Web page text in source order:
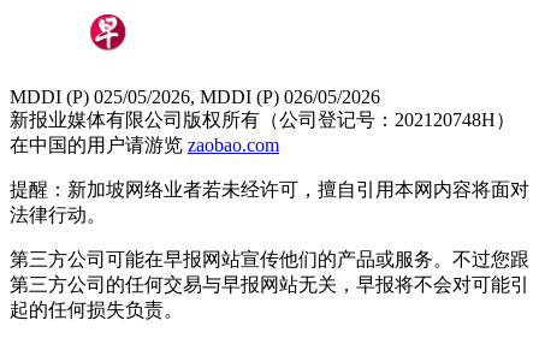
MDDI (P) 025/05/2026, MDDI (P) 026/05/2026
新报业媒体有限公司版权所有（公司登记号：202120748H）
在中国的用户请游览 zaobao.com
提醒：新加坡网络业者若未经许可，擅自引用本网内容将面对
法律行动。
第三方公司可能在早报网站宣传他们的产品或服务。不过您跟
第三方公司的任何交易与早报网站无关，早报将不会对可能引
起的任何损失负责。